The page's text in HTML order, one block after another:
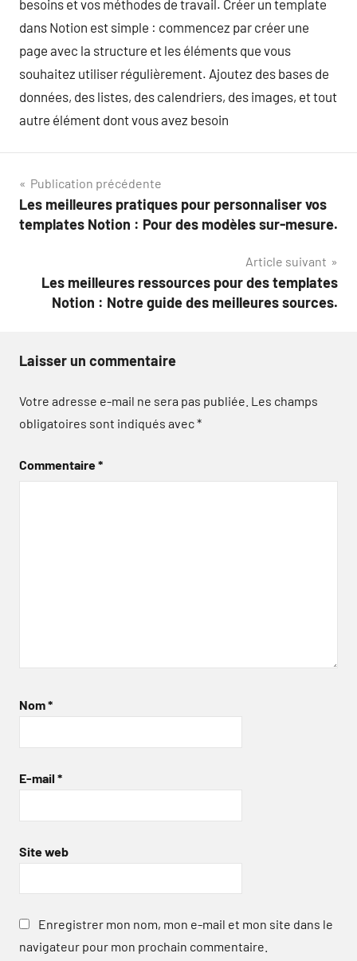
besoins et vos méthodes de travail. Créer un template
dans Notion est simple : commencez par créer une
page avec la structure et les éléments que vous
souhaitez utiliser régulièrement. Ajoutez des bases de
données, des listes, des calendriers, des images, et tout
autre élément dont vous avez besoin
Navigation
de
Publication précédente
Les meilleures pratiques pour personnaliser vos
templates Notion : Pour des modèles sur-mesure.
Article suivant
Les meilleures ressources pour des templates
Notion : Notre guide des meilleures sources.
Laisser un commentaire
Votre adresse e-mail ne sera pas publiée. Les champs
obligatoires sont indiqués avec*
Commentaire*
Nom*
E-mail *
Site web
Enregistrer mon nom, mon e-mail et mon site dans le
navigateur pour mon prochain commentaire.